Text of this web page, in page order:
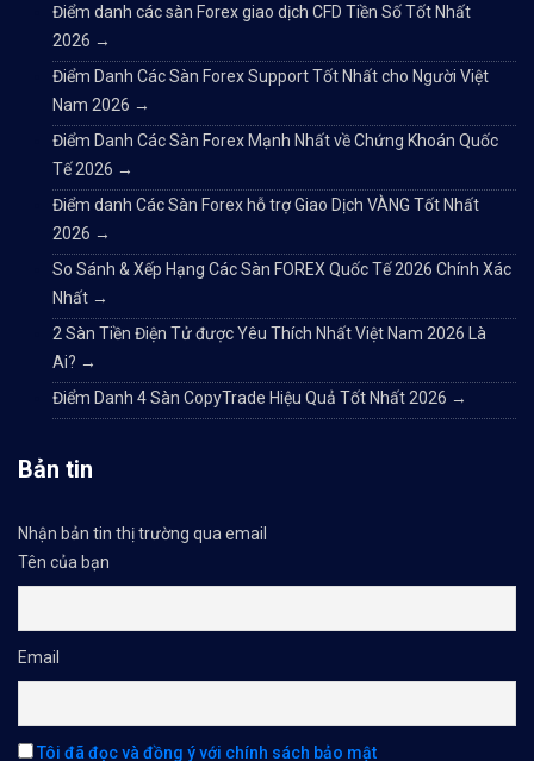
Điểm danh các sàn Forex giao dịch CFD Tiền Số Tốt Nhất
2026 →
Điểm Danh Các Sàn Forex Support Tốt Nhất cho Người Việt
Nam 2026 →
Điểm Danh Các Sàn Forex Mạnh Nhất về Chứng Khoán Quốc
Tế 2026 →
Điểm danh Các Sàn Forex hỗ trợ Giao Dịch VÀNG Tốt Nhất
2026 →
So Sánh & Xếp Hạng Các Sàn FOREX Quốc Tế 2026 Chính Xác
Nhất →
2 Sàn Tiền Điện Tử được Yêu Thích Nhất Việt Nam 2026 Là
Ai? →
Điểm Danh 4 Sàn CopyTrade Hiệu Quả Tốt Nhất 2026 →
Bản tin
Nhận bản tin thị trường qua email
Tên của bạn
Email
Tôi đã đọc và đồng ý với chính sách bảo mật